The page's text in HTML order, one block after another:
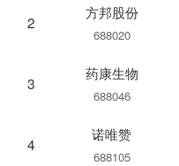
2
方邦股份
688020
3
药康生物
688046
4
诺唯赞
688105